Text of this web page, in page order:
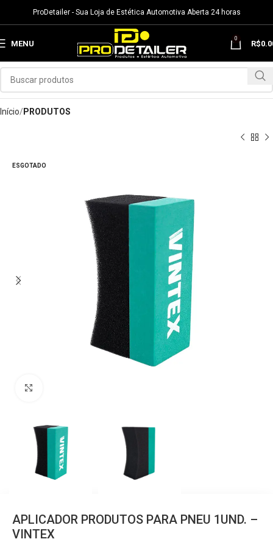
ProDetailer - Sua Loja de Estética Automotiva Aberta 24 horas
MENU
0
R$
Início PRODUTOS
ESGOTADO
APLICADOR PRODUTOS PARA PNEU 1UND. –
VINTEX